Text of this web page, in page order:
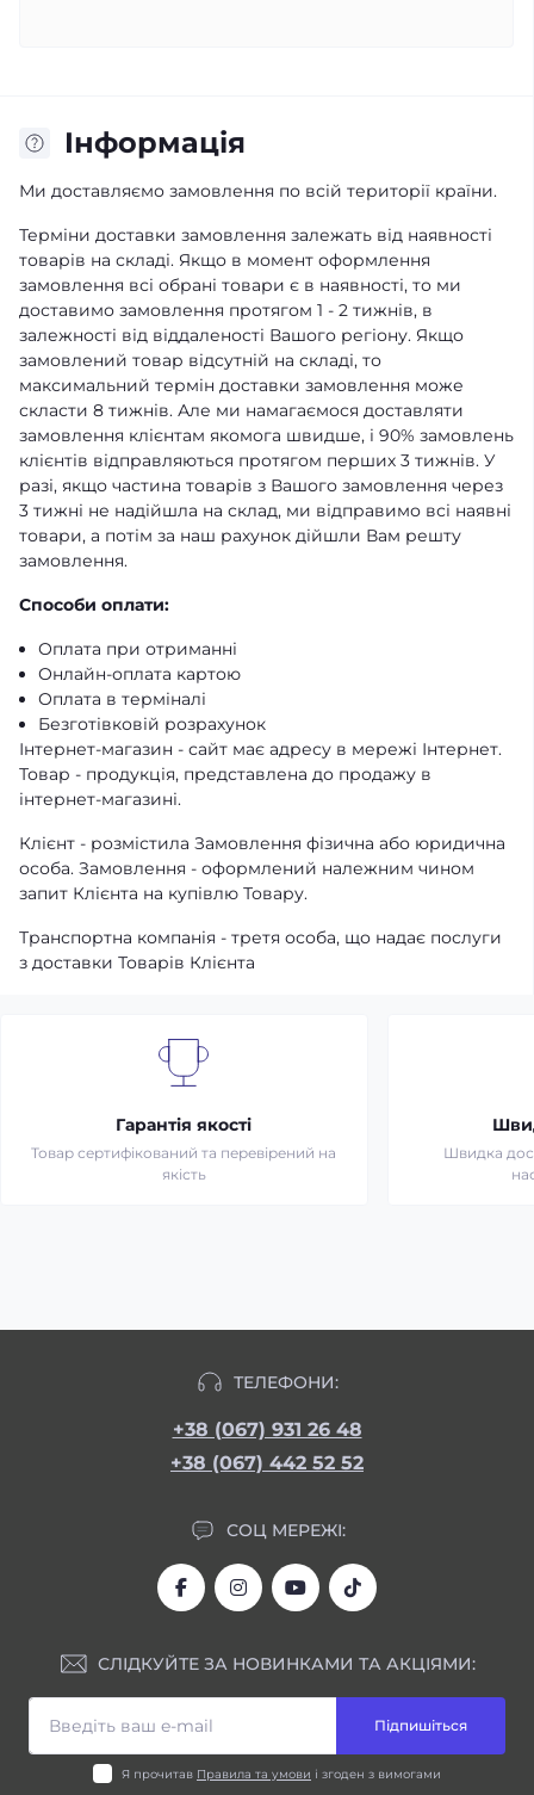
Iнформація
Ми доставляємо замовлення по всій території країни.
Терміни доставки замовлення залежать від наявності
товарів на складі. Якщо в момент оформлення
замовлення всі обрані товари є в наявності, то ми
доставимо замовлення протягом 1 - 2 тижнів, в
залежності від віддаленості Вашого регіону. Якщо
замовлений товар відсутній на складі, то
максимальний термін доставки замовлення може
скласти 8 тижнів. Але ми намагаємося доставляти
замовлення клієнтам якомога швидше, і 90% замовлень
клієнтів відправляються протягом перших 3 тижнів. У
разі, якщо частина товарів з Вашого замовлення через
3 тижні не надійшла на склад, ми відправимо всі наявні
товари, а потім за наш рахунок дійшли Вам решту
замовлення.
Способи оплати:
Оплата при отриманні
Онлайн-оплата картою
Оплата в терміналі
Безготівковій розрахунок
Інтернет-магазин - сайт має адресу в мережі Інтернет.
Товар - продукція, представлена ​​до продажу в
інтернет-магазині.
Клієнт - розмістила Замовлення фізична або юридична
особа. Замовлення - оформлений належним чином
запит Клієнта на купівлю Товару.
Транспортна компанія - третя особа, що надає послуги
з доставки Товарів Клієнта
Гарантія якості
Товар сертифікований та перевірений на
якість
Швидка
ТЕЛЕФОНИ:
+38 (067) 931 26 48
+38 (067) 442 52 52
СОЦ МЕРЕЖІ:
СЛІДКУЙТЕ ЗА НОВИНКАМИ ТА АКЦІЯМИ:
Підпишіться
Я прочитав Правила та умови і згоден з вимогами